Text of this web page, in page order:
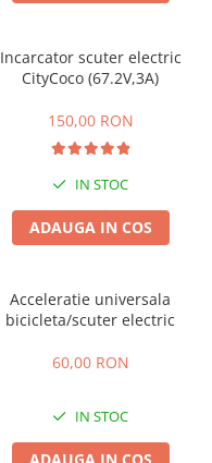
Incarcator scuter electric
CityCoco (67.2V,3A)
150,00 RON
IN STOC
ADAUGA IN COS
Acceleratie universala
bicicleta/scuter electric
60,00 RON
IN STOC